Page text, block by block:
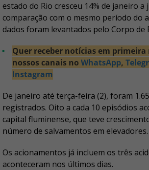
estado do Rio cresceu 14% de janeiro a
comparação com o mesmo período do
dados foram levantados pelo Corpo de
Quer receber notícias em primeira mão? Siga
nossos canais no WhatsApp,
Instagram
De janeiro até terça-feira (2), foram
registrados. Oito a cada 10 episódios
capital fluminense, que teve
número de salvamentos em
Os acionamentos já incluem os três
aconteceram nos últimos dias.